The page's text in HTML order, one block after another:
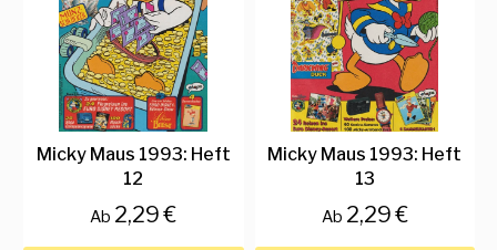
Micky Maus 1993: Heft
12
Ab 2,29 €
Micky Maus 1993: Heft
13
Ab 2,29 €